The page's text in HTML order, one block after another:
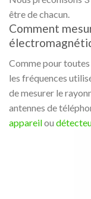
être de chacun.
Comment
Comme pour
les fréquences
de mesurer le
antennes de
appareilou